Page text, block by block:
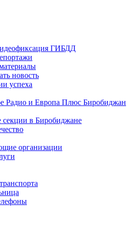
ГИБДД
новость
успеха
Радио и Европа Плюс Биробиджан
в Биробиджане
организации